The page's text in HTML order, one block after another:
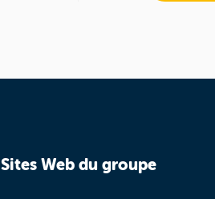
Sites Web du groupe